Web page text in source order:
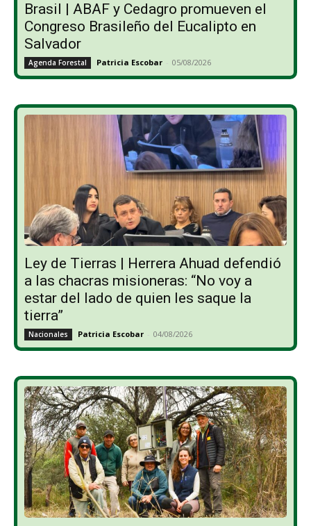
Brasil | ABAF y Cedagro promueven el
Congreso Brasileño del Eucalipto en
Salvador
Agenda Forestal Patricia Escobar - 05/08/2026
Ley de Tierras | Herrera Ahuad defendió
a las chacras misioneras: “No voy a
estar del lado de quien les saque la
tierra”
Nacionales Patricia Escobar - 04/08/2026